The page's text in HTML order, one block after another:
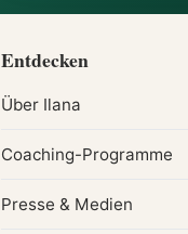
Entdecken
Über Ilana
Coaching-Programme
Presse & Medien